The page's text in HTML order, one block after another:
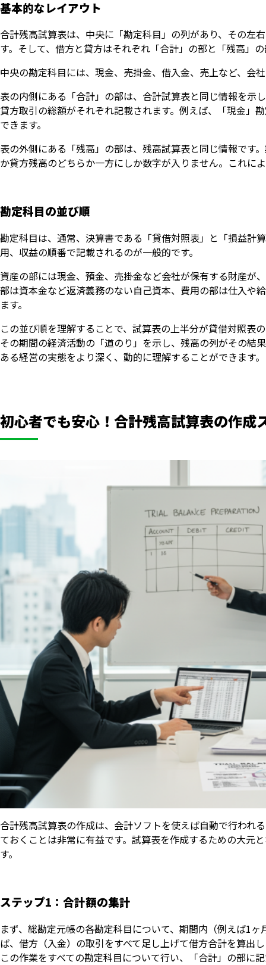
基本的なレイアウト
合計残高試算表は、中央に「勘定科目」の列があり、その左
す。そして、借方と貸方はそれぞれ「合計」の部と「残高」
中央の勘定科目には、現金、売掛金、借入金、売上など、会
表の内側にある「合計」の部は、合計試算表と同じ情報を示
貸方取引の総額がそれぞれ記載されます。例えば、「現金」
できます。
表の外側にある「残高」の部は、残高試算表と同じ情報です
か貸方残高のどちらか一方にしか数字が入りません。これに
勘定科目の並び順
勘定科目は、通常、決算書である「貸借対照表」と「損益計
用、収益の順番で記載されるのが一般的です。
資産の部には現金、預金、売掛金など会社が保有する財産が
部は資本金など返済義務のない自己資本、費用の部は仕入や
ます。
この並び順を理解することで、試算表の上半分が貸借対照表
その期間の経済活動の「道のり」を示し、残高の列がその結
ある経営の実態をより深く、動的に理解することができます。
初心者でも安心！合計残高試算表の作成
合計残高試算表の作成は、会計ソフトを使えば自動で行われ
ておくことは非常に有益です。試算表を作成するための大元
す。
ステップ1：合計額の集計
まず、総勘定元帳の各勘定科目について、期間内（例えば1
ば、借方（入金）の取引をすべて足し上げて借方合計を算出
この作業をすべての勘定科目について行い、「合計」の部に